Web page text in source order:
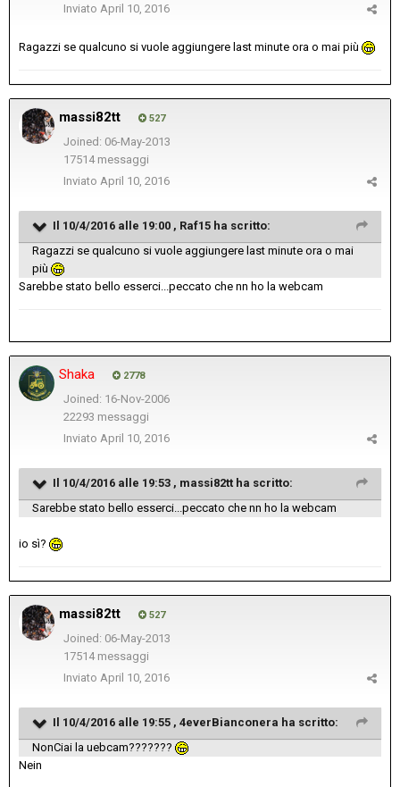
Inviato April 10, 2016
Ragazzi se qualcuno si vuole aggiungere last minute ora o mai più
massi82tt 527
Joined: 06-May-2013
17514 messaggi
Inviato April 10, 2016
Il 10/4/2016 alle 19:00 , Raf15 ha scritto:
Ragazzi se qualcuno si vuole aggiungere last minute ora o mai
più
Sarebbe stato bello esserci...peccato che nn ho la webcam
Shaka 2778
Joined: 16-Nov-2006
22293 messaggi
Inviato April 10, 2016
Il 10/4/2016 alle 19:53 , massi82tt ha scritto:
Sarebbe stato bello esserci...peccato che nn ho la webcam
io sì?
massi82tt 527
Joined: 06-May-2013
17514 messaggi
Inviato April 10, 2016
Il 10/4/2016 alle 19:55 , 4everBianconera ha scritto:
NonCiai la uebcam???????
Nein